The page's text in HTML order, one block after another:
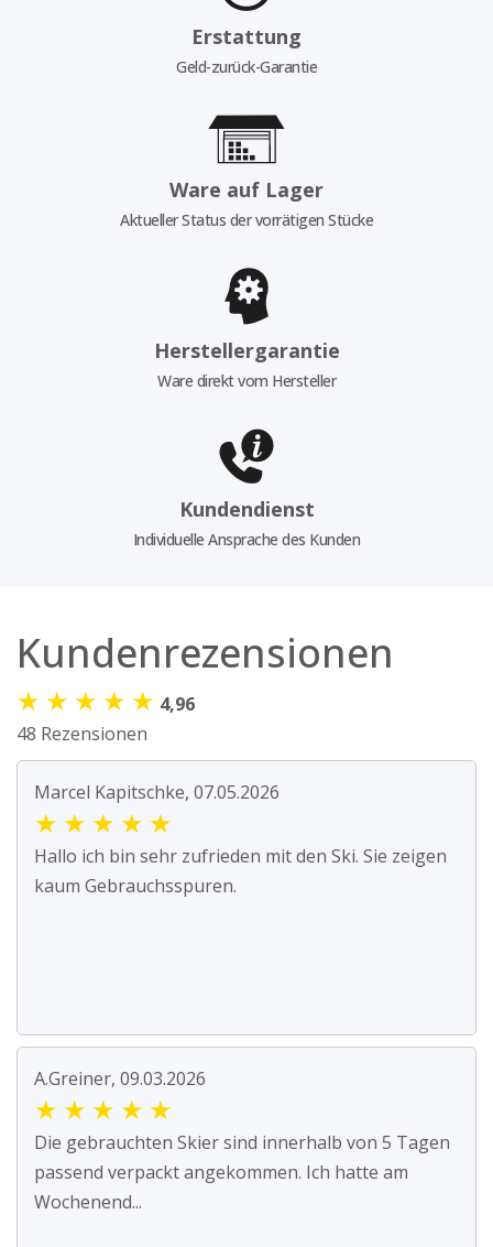
Erstattung
Geld-zurück-Garantie
Ware auf Lager
Aktueller Status der vorrätigen Stücke
Herstellergarantie
Ware direkt vom Hersteller
Kundendienst
Individuelle Ansprache des Kunden
Kundenrezensionen
★ ★ ★ ★ ★ 4,96
48 Rezensionen
Marcel Kapitschke, 07.05.2026
★ ★ ★ ★ ★
Hallo ich bin sehr zufrieden mit den Ski. Sie zeigen
kaum Gebrauchsspuren.
A.Greiner, 09.03.2026
★ ★ ★ ★ ★
Die gebrauchten Skier sind innerhalb von 5 Tagen
passend verpackt angekommen. Ich hatte am
Wochenend...